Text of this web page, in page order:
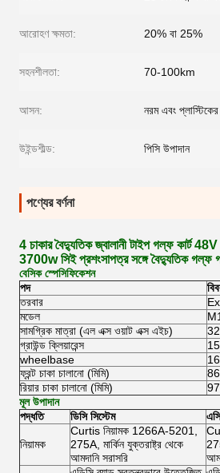
আরোহণ ক্ষমতা: 20% বা 25%
সহনশীলতা: 70-100km
আসন: নরম এবং প্লাস্টিকের
উইন্ডশীল্ড: পিসি উপাদান
পণ্যের বর্ণনা
4 চাকার বৈদ্যুতিক জ্বালানী টাইপ গল্ফ কার্ট
3700w সিই প্রশংসাপত্র সঙ্গে বৈদ্যুতিক গল্ফ
বেসিক স্পেসিফিকেশন
পদ
তরবার
মডেল
সামগ্রিক মাত্রা (এল এক্স ওয়াট এক্স এইচ)
গ্রাউন্ড ক্লিয়ারেন্স
wheelbase
ফ্রন্ট চাকা চালানো (মিমি)
রিয়ার চাকা চালানো (মিমি)
মূল উপাদান
পদ্ধতি
ডিসি সিস্টেম
নিয়ামক
Curtis নিয়ামক 1266A-5201,
275A, মার্কিন যুক্তরাষ্ট্র থেকে
আমদানি সরাসরি